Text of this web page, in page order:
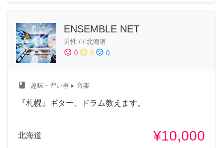
ENSEMBLE NET
男性 / / 北海道
sentiment_satisfied 0 sentiment_neutral 0 sentiment_dissatisfied 0
class 趣味・習い事 ▸ 音楽
『札幌』ギター、ドラム教えます。
北海道 ¥10,000